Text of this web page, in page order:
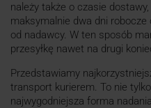
należy także o czasie
maksymalnie dwa dni robocze
od nadawcy. W ten sposób
przesyłkę nawet na drugi
Przedstawiamy
transport kurierem. To nie
najwygodniejsza forma